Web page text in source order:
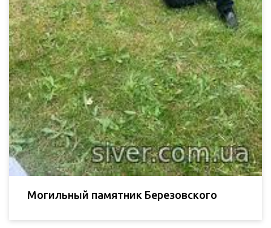
Могильный памятник Березовского